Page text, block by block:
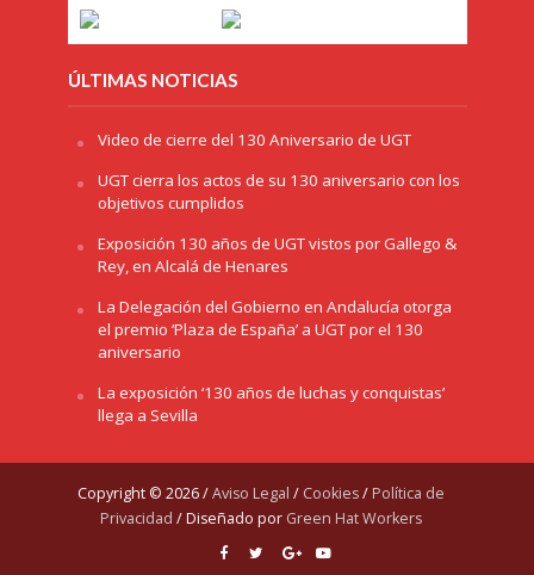
ÚLTIMAS NOTICIAS
Video de cierre del 130 Aniversario de UGT
UGT cierra los actos de su 130 aniversario con los
objetivos cumplidos
Exposición 130 años de UGT vistos por Gallego &
Rey, en Alcalá de Henares
La Delegación del Gobierno en Andalucía otorga
el premio ‘Plaza de España’ a UGT por el 130
aniversario
La exposición ‘130 años de luchas y conquistas’
llega a Sevilla
Copyright © 2026 /Aviso Legal / Cookies/ Política de
Privacidad / Diseñado por Green Hat Workers